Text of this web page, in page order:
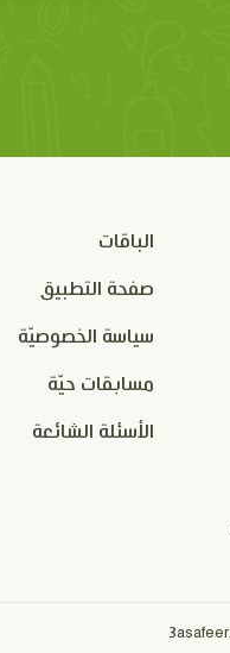
الباقات
صفحة التطبيق
سياسة الخصوصيّة
مسابقات حيّة
الأسئلة الشائعة